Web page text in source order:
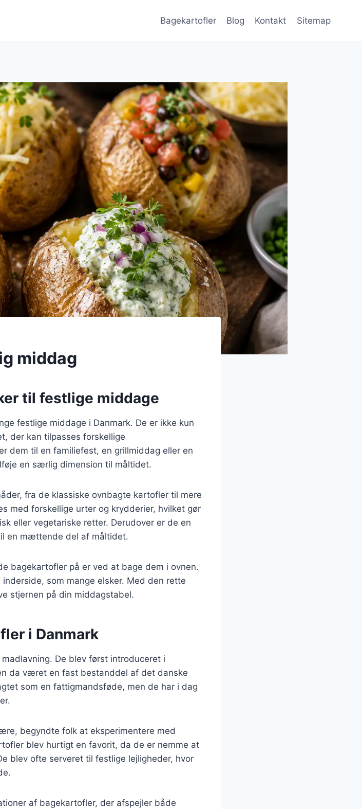
Bagekartofler Blog Kontakt Sitemap
middag
til festlige middage
festlige middage i Danmark. De er ikke kun
der kan tilpasses forskellige
dem til en familiefest, en grillmiddag eller en
en særlig dimension til måltidet.
fra de klassiske ovnbagte kartofler til mere
med forskellige urter og krydderier, hvilket gør
eller vegetariske retter. Derudover er de en
en mættende del af måltidet.
bagekartofler på er ved at bage dem i ovnen.
som mange elsker. Med den rette
stjernen på din middagstabel.
i Danmark
De blev først introduceret i
da været en fast bestanddel af det danske
som en fattigmandsføde, men de har i dag
begyndte folk at eksperimentere med
blev hurtigt en favorit, da de er nemme at
blev ofte serveret til festlige lejligheder, hvor
af bagekartofler, der afspejler både